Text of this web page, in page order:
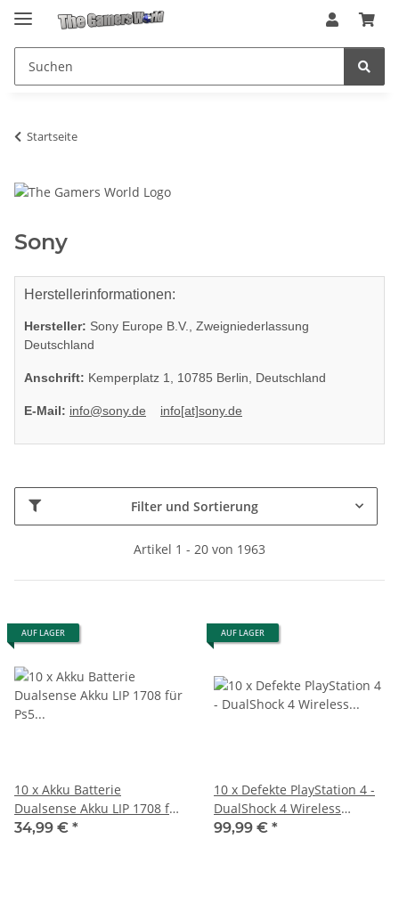
Startseite
Sony
Herstellerinformationen:
Hersteller: Sony Europe B.V., Zweigniederlassung
Deutschland
Anschrift: Kemperplatz 1, 10785 Berlin, Deutschland
E-Mail: info@sony.de info[at]sony.de
Filter und Sortierung
Artikel 1 - 20 von 1963
AUF LAGER
10 x Akku Batterie
Dualsense Akku LIP 1708 für
Ps5 Playstation 5 Controller
34,99 € *
AUF LAGER
10 x Defekte PlayStation 4 -
DualShock 4 Wireless
Controller, schwarz - JDM
99,99 € *